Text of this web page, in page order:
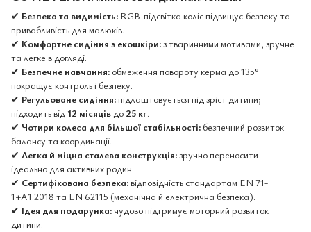
✔ Безпека та видимість: RGB-підсвітка коліс підвищує безпеку та
привабливість для малюків.
✔ Комфортне сидіння з екошкіри:з тваринними мотивами, зручне
та легке в догляді.
✔ Безпечне навчання: обмеження повороту керма до 135°
покращує контроль і безпеку.
✔ Регульоване сидіння: підлаштовується під зріст дитини;
підходить від 12 місяців до 25 кг.
✔ Чотири колеса для більшої стабільності: безпечний розвиток
балансу та координації.
✔ Легка й міцна сталева конструкція:зручно переносити —
ідеально для активних родин.
✔ Сертифікована безпека: відповідність стандартам EN 71-
1+A1:2018 та EN 62115 (механічна й електрична безпека).
✔ Ідея для подарунка: чудово підтримує моторний розвиток
дитини.